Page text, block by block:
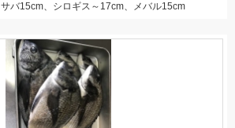
サバ15cm、シロギス～17cm、メバル15cm